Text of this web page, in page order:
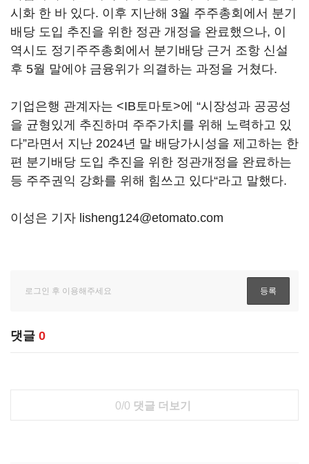
시화 한 바 있다. 이후 지난해 3월 주주총회에서 분기
배당 도입 추진을 위한 정관 개정을 완료했으나, 이
역시도 정기주주총회에서 분기배당 근거 조항 신설
후 5월 말에야 금융위가 의결하는 과정을 거쳤다.
기업은행 관계자는 <IB토마토>에 “시장성과 공공성
을 균형있게 추진하며 주주가치를 위해 노력하고 있
다”라면서 지난 2024년 말 배당가시성을 제고하는 한
편 분기배당 도입 추진을 위한 정관개정을 완료하는
등 주주권익 강화를 위해 힘쓰고 있다“라고 말했다.
이성은 기자 lisheng124@etomato.com
댓글 0
0/0 댓글 더보기